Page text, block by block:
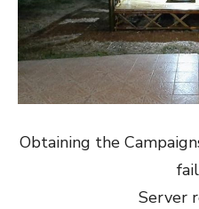
Obtaining the
Server